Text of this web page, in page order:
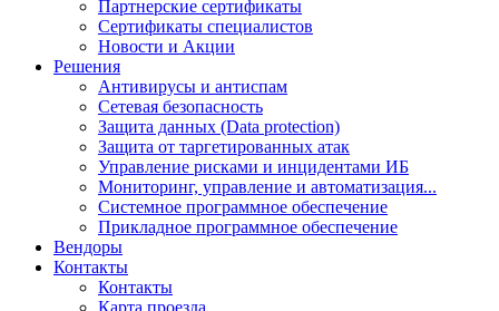
Партнерские сертификаты
Сертификаты специалистов
Новости и Акции
Решения
Антивирусы и антиспам
Сетевая безопасность
Защита данных (Data protection)
Защита от таргетированных атак
Управление рисками и инцидентами ИБ
Мониторинг, управление и автоматизация...
Системное программное обеспечение
Прикладное программное обеспечение
Вендоры
Контакты
Контакты
Карта проезда